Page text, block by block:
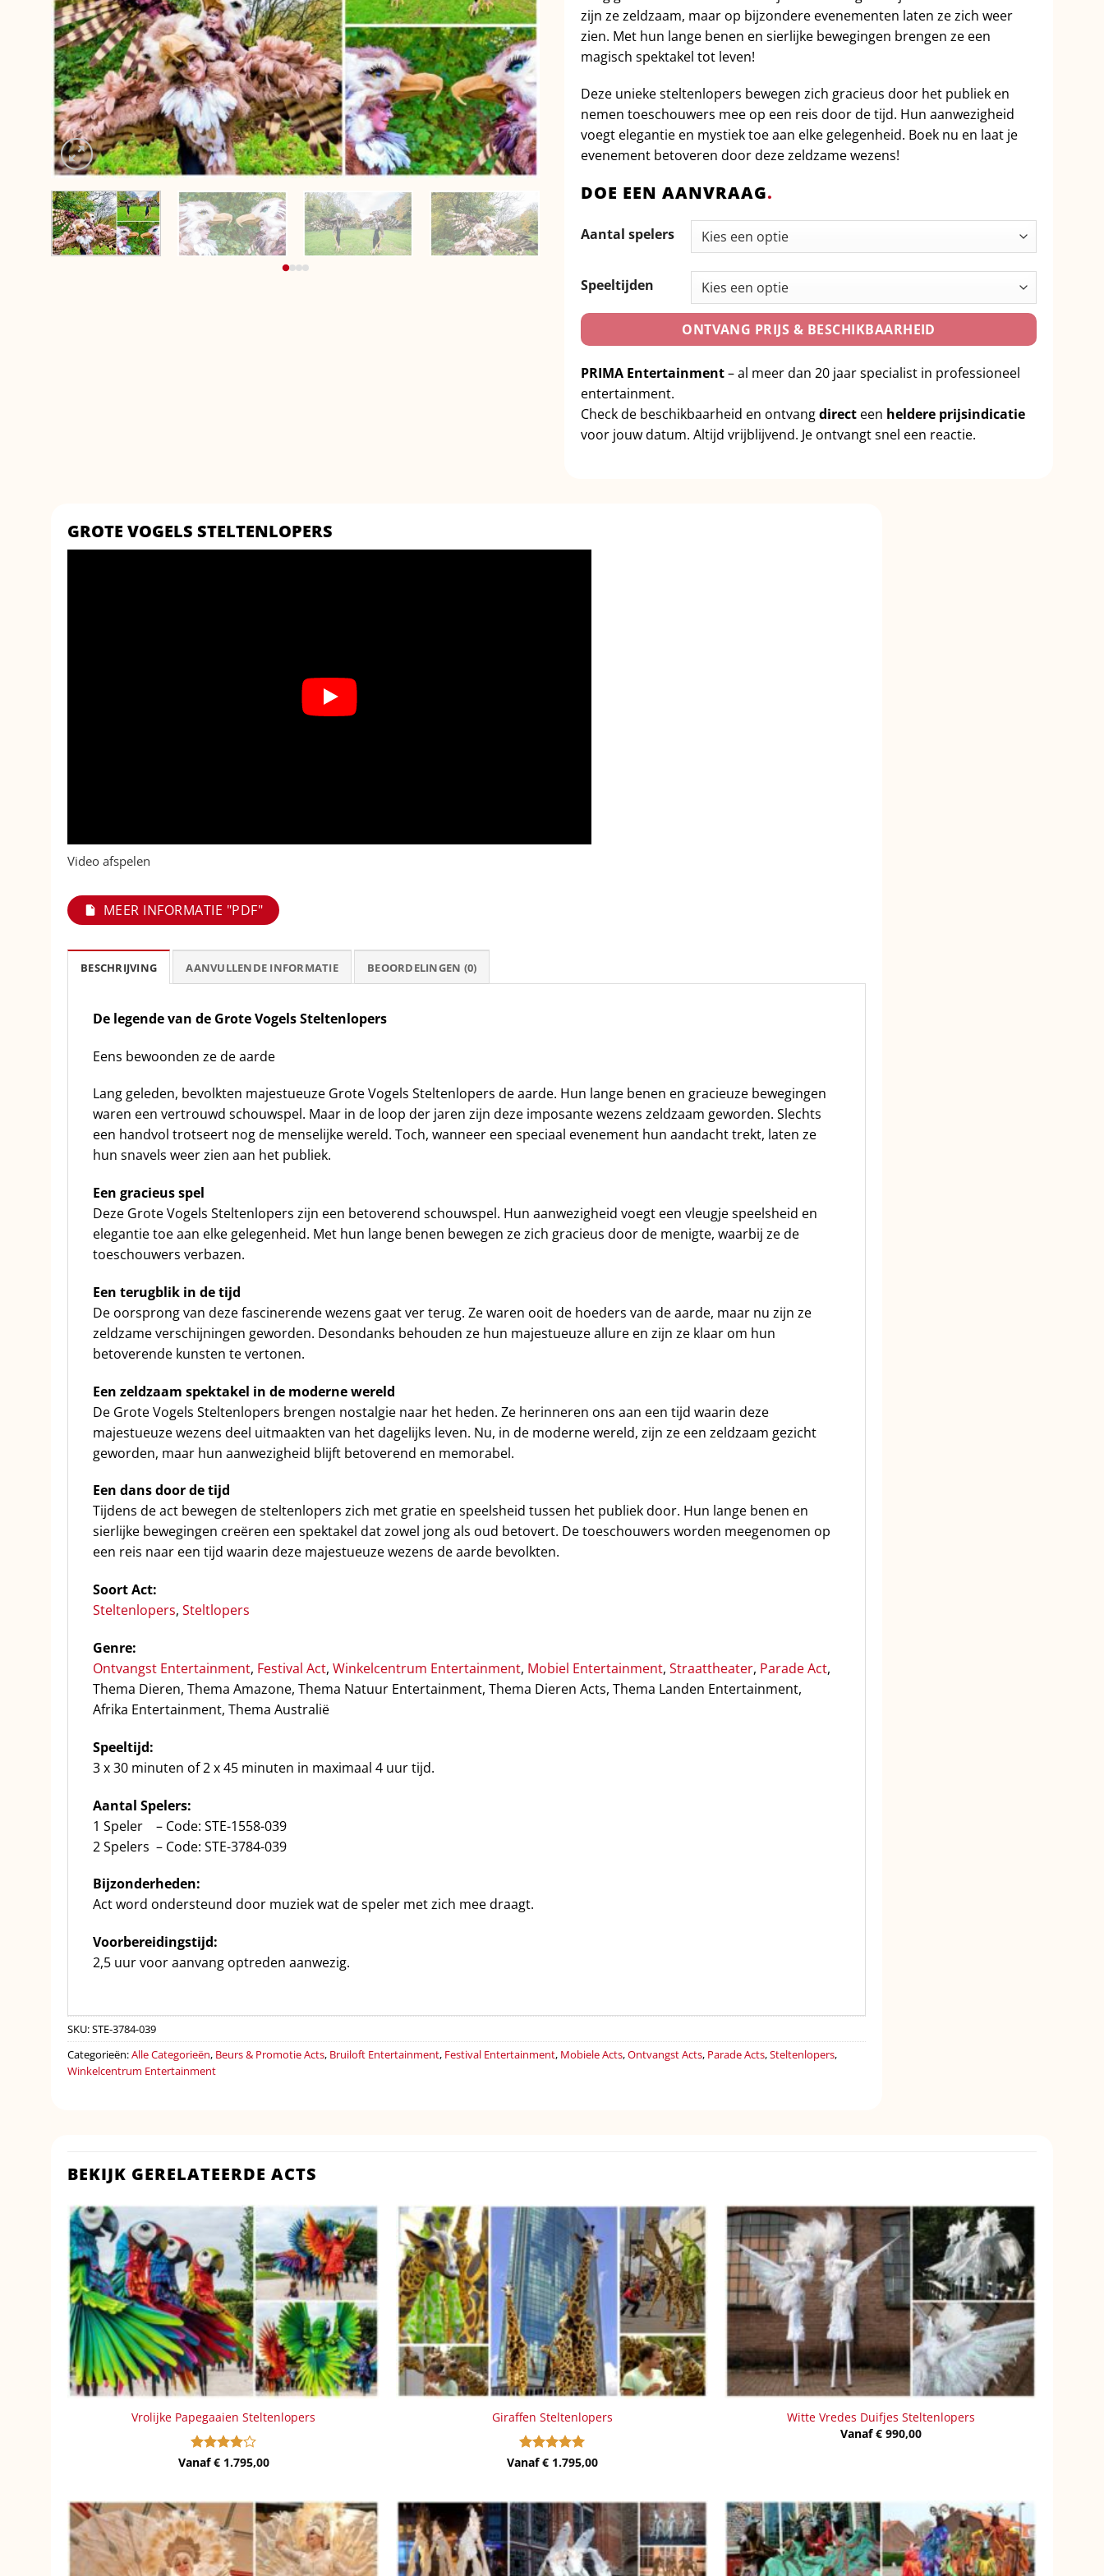
zijn ze zeldzaam, maar op bijzondere evenementen laten ze zich weer
zien. Met hun lange benen en sierlijke bewegingen brengen ze een
magisch spektakel tot leven!
Deze unieke steltenlopers bewegen zich gracieus door het publiek en
nemen toeschouwers mee op een reis door de tijd. Hun aanwezigheid
voegt elegantie en mystiek toe aan elke gelegenheid. Boek nu en laat je
evenement betoveren door deze zeldzame wezens!
DOE EEN AANVRAAG.
Aantal spelers
Speeltijden
ONTVANG PRIJS & BESCHIKBAARHEID
PRIMA Entertainment– al meer dan 20 jaar specialist in professioneel
entertainment.
Check de beschikbaarheid en ontvangdirect een heldere prijsindicatie
voor jouw datum. Altijd vrijblijvend. Je ontvangt snel een reactie.
GROTE VOGELS STELTENLOPERS
Video afspelen
MEER INFORMATIE "PDF"
BESCHRIJVING AANVULLENDE INFORMATIE BEOORDELINGEN (0)
De legende van de Grote Vogels Steltenlopers
Eens bewoonden ze de aarde
Lang geleden, bevolkten majestueuze Grote Vogels Steltenlopers de aarde. Hun lange benen en gracieuze bewegingen
waren een vertrouwd schouwspel. Maar in de loop der jaren zijn deze imposante wezens zeldzaam geworden. Slechts
een handvol trotseert nog de menselijke wereld. Toch, wanneer een speciaal evenement hun aandacht trekt, laten ze
hun snavels weer zien aan het publiek.
Een gracieus spel
Deze Grote Vogels Steltenlopers zijn een betoverend schouwspel. Hun aanwezigheid voegt een vleugje speelsheid en
elegantie toe aan elke gelegenheid. Met hun lange benen bewegen ze zich gracieus door de menigte, waarbij ze de
toeschouwers verbazen.
Een terugblik in de tijd
De oorsprong van deze fascinerende wezens gaat ver terug. Ze waren ooit de hoeders van de aarde, maar nu zijn ze
zeldzame verschijningen geworden. Desondanks behouden ze hun majestueuze allure en zijn ze klaar om hun
betoverende kunsten te vertonen.
Een zeldzaam spektakel in de moderne wereld
De Grote Vogels Steltenlopers brengen nostalgie naar het heden. Ze herinneren ons aan een tijd waarin deze
majestueuze wezens deel uitmaakten van het dagelijks leven. Nu, in de moderne wereld, zijn ze een zeldzaam gezicht
geworden, maar hun aanwezigheid blijft betoverend en memorabel.
Een dans door de tijd
Tijdens de act bewegen de steltenlopers zich met gratie en speelsheid tussen het publiek door. Hun lange benen en
sierlijke bewegingen creëren een spektakel dat zowel jong als oud betovert. De toeschouwers worden meegenomen op
een reis naar een tijd waarin deze majestueuze wezens de aarde bevolkten.
Soort Act:
Steltenlopers, Steltlopers
Genre:
Ontvangst Entertainment, Festival Act, Winkelcentrum Entertainment, Mobiel Entertainment, Straattheater, Parade Act,
Thema Dieren, Thema Amazone, Thema Natuur Entertainment, Thema Dieren Acts, Thema Landen Entertainment,
Afrika Entertainment, Thema Australië
Speeltijd:
3 x 30 minuten of 2 x 45 minuten in maximaal 4 uur tijd.
Aantal Spelers:
1 Speler – Code: STE-1558-039
2 Spelers – Code: STE-3784-039
Bijzonderheden:
Act word ondersteund door muziek wat de speler met zich mee draagt.
Voorbereidingstijd:
2,5 uur voor aanvang optreden aanwezig.
SKU:STE-3784-039
Categorieën:Alle Categorieën, Beurs & Promotie Acts, Bruiloft Entertainment, Festival Entertainment, Mobiele Acts,Ontvangst Acts, Parade Acts,Steltenlopers,
Winkelcentrum Entertainment
BEKIJK GERELATEERDE ACTS
Vrolijke Papegaaien Steltenlopers
Gewaardeerd
Vanaf€1.795,00
Giraffen Steltenlopers
Gewaardeerd
Vanaf€1.795,00
Witte Vredes Duifjes Steltenlopers
Vanaf€990,00